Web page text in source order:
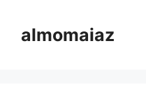
almomaiaz